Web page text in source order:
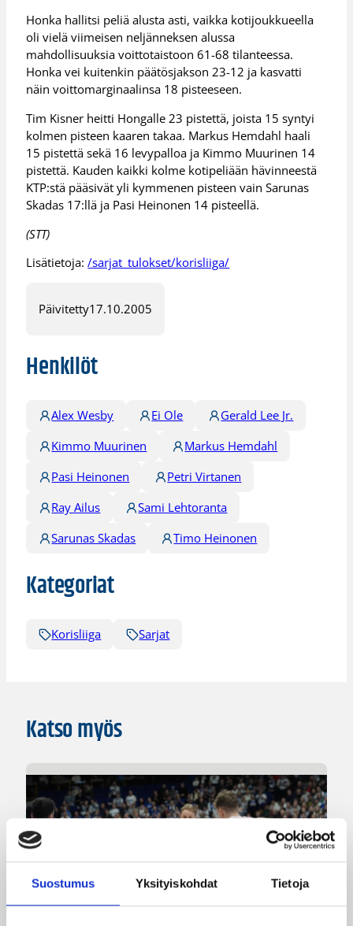
Suostumus Yksityiskohdat Tietoja
Honka hallitsi peliä alusta asti, vaikka kotijoukkueella
oli vielä viimeisen neljänneksen alussa
mahdollisuuksia voittotaistoon 61-68 tilanteessa.
Honka vei kuitenkin päätösjakson 23-12 ja kasvatti
näin voittomarginaalinsa 18 pisteeseen.
Tim Kisner heitti Hongalle 23 pistettä, joista 15 syntyi
kolmen pisteen kaaren takaa. Markus Hemdahl haali
15 pistettä sekä 16 levypalloa ja Kimmo Muurinen 14
pistettä. Kauden kaikki kolme kotipeliään hävinneestä
KTP:stä pääsivät yli kymmenen pisteen vain Sarunas
Skadas 17:llä ja Pasi Heinonen 14 pisteellä.
(STT)
Lisätietoja:/sarjat_tulokset/korisliiga/
Päivitetty17.10.2005
Henkilöt
Alex Wesby Ei Ole
Gerald Lee Jr.
Kimmo Muurinen
Markus Hemdahl
Pasi Heinonen
Petri Virtanen
Ray Ailus
Sami Lehtoranta
Sarunas Skadas
Timo Heinonen
Kategoriat
Korisliiga Sarjat
Katso myös